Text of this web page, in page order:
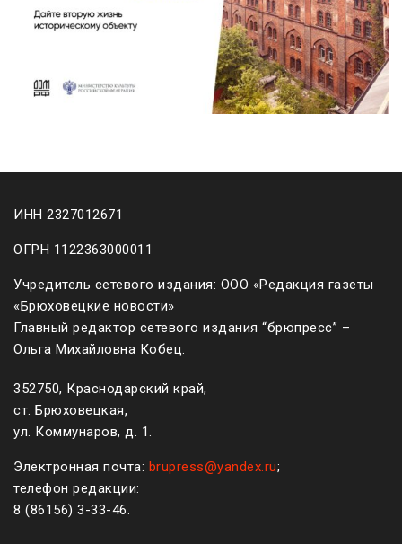
ИНН 2327012671
ОГРН 1122363000011
Учредитель сетевого издания: ООО «Редакция газеты
«Брюховецкие новости»
Главный редактор сетевого издания “брюпресс” –
Ольга Михайловна Кобец.
352750, Краснодарский край,
ст. Брюховецкая,
ул. Коммунаров, д. 1.
Электронная почта: brupress@yandex.ru;
телефон редакции:
8 (861 56) 3-33-46.